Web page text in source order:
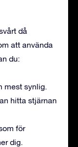
då
att använda
du:
mest synlig.
hitta stjärnan
för
dig.